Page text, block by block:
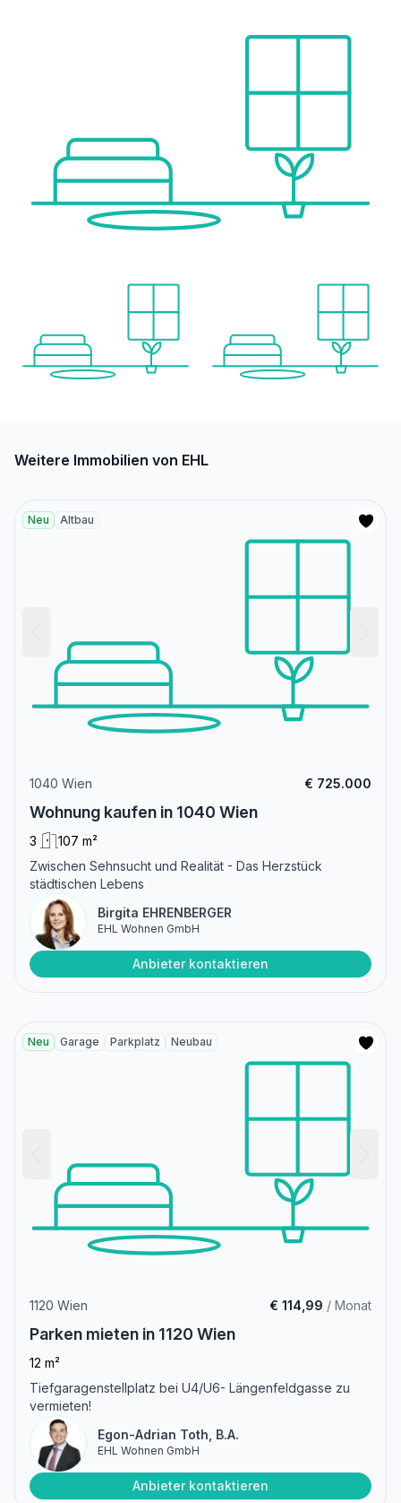
Universität <500m
Höhere Schule <750m
Nahversorgung
Supermarkt <250m
Geldautomat <250m
Post <250m
Polizei <1.000m
Straßenbahn <250m
Angaben Entfernung Luftlinie / Quelle: OpenStreetMap
Weitere Immobilien von EHL
Neu Altbau
1040 Wien € 725.000
Wohnung kaufen in 1040 Wien
3
107 m²
Zwischen Sehnsucht und Realität - Das Herzstück
städtischen Lebens
Birgita EHRENBERGER
EHL Wohnen GmbH
Anbieter kontaktieren
Neu Garage Parkplatz Neubau
1120 Wien € 114,99 / Monat
Parken mieten in 1120 Wien
12 m²
Tiefgaragenstellplatz bei U4/U6- Längenfeldgasse zu
vermieten!
Egon-Adrian Toth, B.A.
EHL Wohnen GmbH
Anbieter kontaktieren